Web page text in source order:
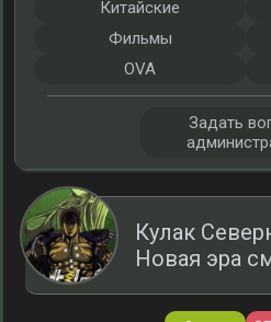
Кулак
Новая эра
Китайские
Фильмы
OVA
Задать